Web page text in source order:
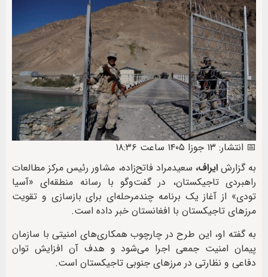
📅 انتشار: ۱۳ جوزا ۱۴۰۵ ساعت ۱۸:۳۶
به گزارشایراف، سعیدمراد فاتح‌زاده، مشاور رئیس مرکز مطالعات
راهبردی تاجیکستان، در گفت‌وگو با رسانه منطقه‌ای «آسیا
تودی» از آغاز یک برنامه چندمرحله‌ای برای بازسازی و تقویت
مرزهای تاجیکستان با افغانستان خبر داده است.
به گفته او، این طرح در چارچوب همکاری‌های امنیتی با سازمان
پیمان امنیت جمعی اجرا می‌شود و هدف آن افزایش توان
دفاعی و نظارتی در مرزهای جنوبی تاجیکستان است.